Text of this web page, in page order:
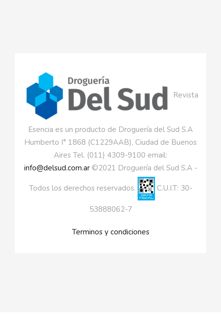
Revista
Esencia es un producto de Droguería del Sud S.A
Humberto I° 1868 (C1229AAB), Ciudad de Buenos
Aires Tel. (011) 4309-9100 email:
info@delsud.com.ar©2021 Droguería del Sud S.A -
Todos los derechos reservados. C.U.I.T: 30-
53888062-7
Terminos y condiciones